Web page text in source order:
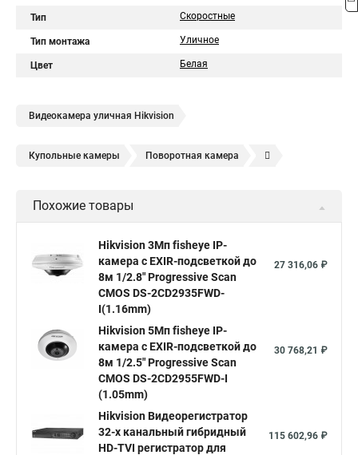
Тип Скоростные
Тип монтажа Уличное
Цвет Белая
Видеокамера уличная Hikvision
Купольные камеры Поворотная камера
Камера видеонаблюдения hikvision
Hikvision купить Hikvision уличная ip камера
Hikvision poe
Hikvision 2 8 mm Hikvision camera Hikvision 2cd1148 i b
Видеонаблюдение Ip видеокамеры
Hikvision 2cd2142fwd
Hikvision ds 2cd1148 hikvision ds 2cd1148 i b
hikvision ds 2cd2042wd i Видеокамера hikvision
Похожие товары
Hikvision 3Мп fisheye IP-
камера c EXIR-подсветкой до
8м 1/2.8" Progressive Scan
CMOS DS-2CD2935FWD-
I(1.16mm)
27 316,06 ₽
Hikvision 5Мп fisheye IP-
камера c EXIR-подсветкой до
8м 1/2.5" Progressive Scan
CMOS DS-2CD2955FWD-I
(1.05mm)
30 768,21 ₽
Hikvision Видеорегистратор
32-х канальный гибридный
HD-TVI регистратор для
115 602,96 ₽